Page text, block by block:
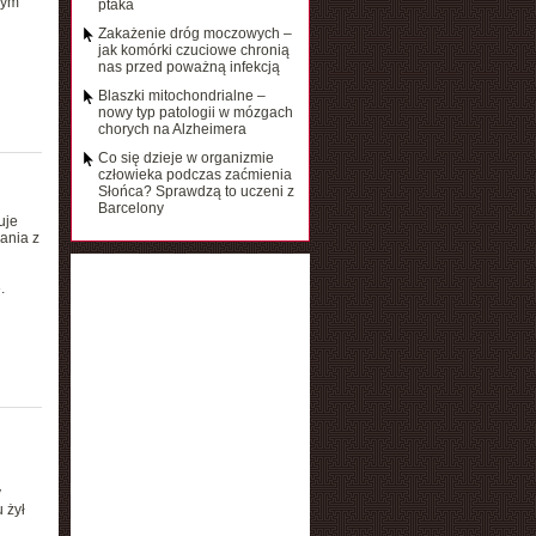
z
ptaka
Zakażenie dróg moczowych –
jak komórki czuciowe chronią
nas przed poważną infekcją
Blaszki mitochondrialne –
nowy typ patologii w mózgach
chorych na Alzheimera
Co się dzieje w organizmie
człowieka podczas zaćmienia
Słońca? Sprawdzą to uczeni z
Barcelony